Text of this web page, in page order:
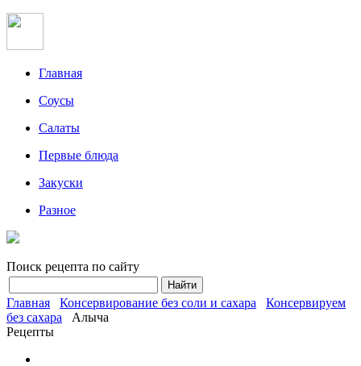
Главная
Соусы
Салаты
Первые блюда
Закуски
Разное
Поиск рецепта по сайту
Главная Консервирование без соли и сахара
Консервируем
без сахара
Алыча
Рецепты